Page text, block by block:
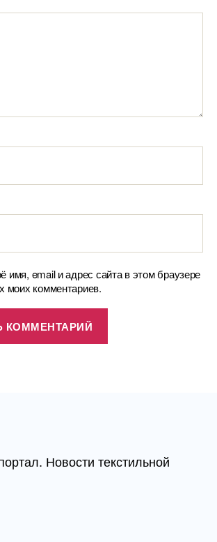
имя, email и адрес сайта в этом браузере
моих комментариев.
Новости текстильной